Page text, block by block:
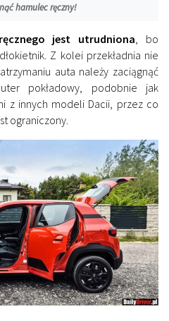
hamulec ręczny!
jest utrudniona , bo
Z kolei przekładnia nie
auta należy zaciągnąć
pokładowy, podobnie jak
z innych modeli Dacii, przez co
ograniczony.